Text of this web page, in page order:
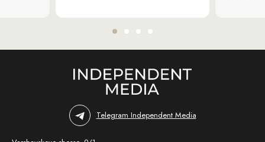
Telegram Independent Media